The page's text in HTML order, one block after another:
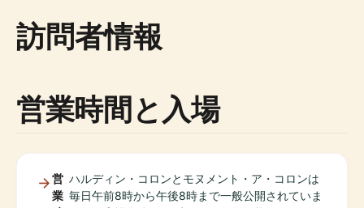
訪問者情報
営業時間と入場
営
業
ハルディン・コロンとモヌメント・ア・コロンは
毎日午前8時から午後8時まで一般公開されていま